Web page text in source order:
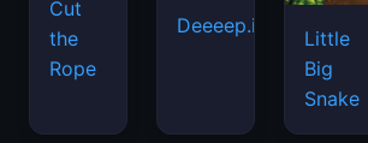
Cut
the
Rope
Deeeep.io
Little
Big
Snake